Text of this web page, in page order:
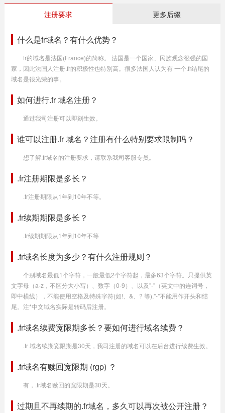
注册要求 更多后缀
什么是fr域名？有什么优势？
fr的域名是法国(France)的简称。 法国是一个国家、民族观念很强的国
家，因此法国人注册.fr的积极性也特别高。很多法国人认为有 一个.fr结尾的
域名是很光荣的事。
如何进行.fr 域名注册？
通过我司注册可以即刻生效。
谁可以注册.fr 域名？注册有什么特别要求限制吗？
想了解.fr域名的注册要求，请联系我司客服专员。
.fr注册期限是多长？
.fr注册期限从1年到10年不等。
.fr续期期限是多长？
.fr续期期限从1年到10年不等
.fr域名长度为多少？有什么注册规则？
个别域名最低1个字符，一般最低2个字符起，最多63个字符。只提供英
文字母（a-z，不区分大小写）、数字（0-9）、以及"-"（英文中的连词号，
即中横线），不能使用空格及特殊字符(如!、&、? 等),"-"不能用作开头和结
尾。注*中文域名实际是转码后注册。
.fr域名续费宽限期多长？要如何进行域名续费？
.fr 域名续期宽限期是30天，我司注册的域名可以在后台进行续费生效。
.fr域名有赎回宽限期 (rgp) ？
有，.fr域名赎回的宽限期是30天。
过期且不再续期的.fr域名，多久可以再次被公开注册？